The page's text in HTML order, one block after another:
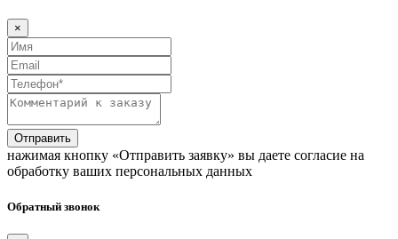
×
Отправить
нажимая кнопку «Отправить заявку» вы даете согласие на
обработку ваших персональных данных
Обратный звонок